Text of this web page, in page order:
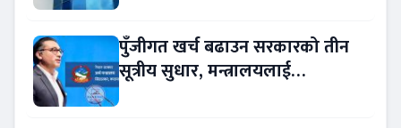
पुँजीगत खर्च बढाउन सरकारको तीन
सूत्रीय सुधार, मन्त्रालयलाई